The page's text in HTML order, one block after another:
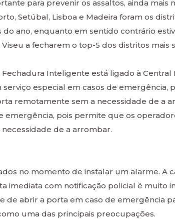
para prevenir os assaltos, ainda mais
Setúbal, Lisboa e Madeira foram os
do ano, enquanto em sentido contrário
Viseu a fecharem o top-5 dos distritos mais
Inteligente está ligado à Central
especial em casos de emergência,
remotamente sem a necessidade de a
emergência, pois permite que os
de a arrombar.
no momento de instalar um alarme. A
imediata com notificação policial é muito
de abrir a porta em caso de emergência
uma das principais preocupações.